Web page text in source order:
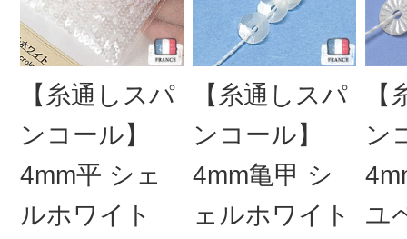
【糸通しスパ
ンコール】
4mm平 シェ
ルホワイト
【糸通しスパ
ンコール】
4mm亀甲 シ
ェルホワイト
ン
ユ